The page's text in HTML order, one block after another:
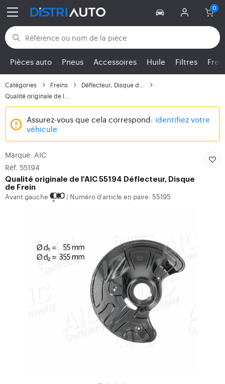
Retour aux catégories
Pièces auto Pneus Accessoires Huile Filtres
Catégories Freins
Qualité originale de l...
Assurez-vous que cela correspond: identifiez votre
véhicule
Marque: AIC
Réf. 55194
Qualité originale de l'AIC 55194 Déflecteur, Disque
de Frein
Avant gauche Numéro d'article en paire: 55195